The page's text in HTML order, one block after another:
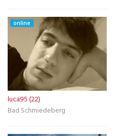
online
luca95 (22)
Bad Schmiedeberg